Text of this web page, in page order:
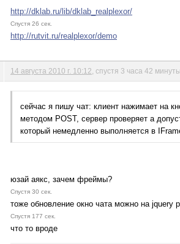
http://dklab.ru/lib/dklab_realplexor/
Спустя 26 сек.
http://rutvit.ru/realplexor/demo
14 августа 2010 г. 10:12 , спустя 3 часа 42
сейчас я пишу чат: клиент нажимает на
методом POST, сервер проверяет а
который немедленно выполняется в
юзай аякс, зачем фреймы?
Спустя 30 сек.
тоже обновление окно чата можно на jquery
Спустя 177 сек.
что то вроде